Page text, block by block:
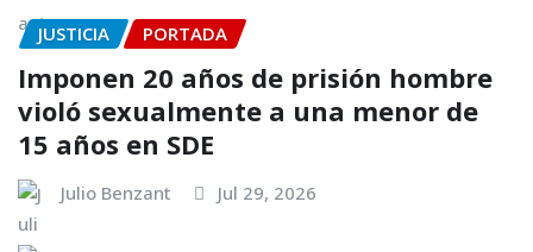
JUSTICIA PORTADA
Imponen 20 años de prisión hombre
violó sexualmente a una menor de
15 años en SDE
Julio Benzant Jul 29, 2026